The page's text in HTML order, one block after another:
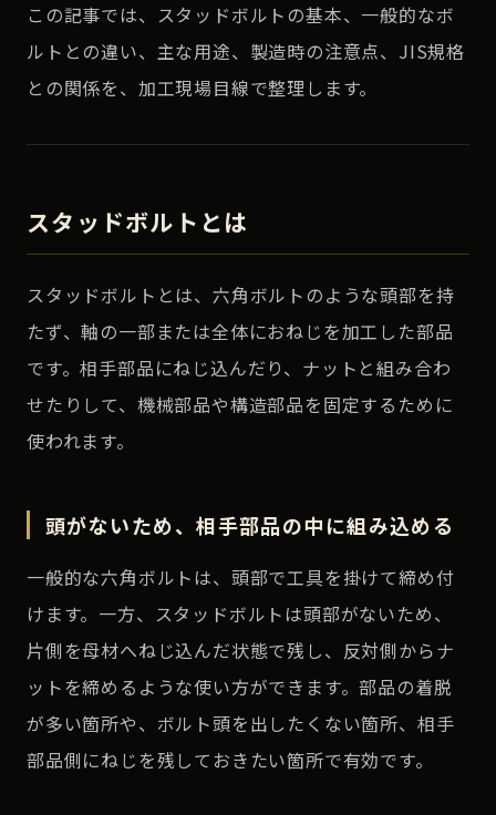
この記事では、スタッドボルトの基本、一般的なボ
ルトとの違い、主な用途、製造時の注意点、JIS規格
との関係を、加工現場目線で整理します。
スタッドボルトとは
スタッドボルトとは、六角ボルトのような頭部を持
たず、軸の一部または全体におねじを加工した部品
です。相手部品にねじ込んだり、ナットと組み合わ
せたりして、機械部品や構造部品を固定するために
使われます。
頭がないため、相手部品の中に組み込める
一般的な六角ボルトは、頭部で工具を掛けて締め付
けます。一方、スタッドボルトは頭部がないため、
片側を母材へねじ込んだ状態で残し、反対側からナ
ットを締めるような使い方ができます。部品の着脱
が多い箇所や、ボルト頭を出したくない箇所、相手
部品側にねじを残しておきたい箇所で有効です。